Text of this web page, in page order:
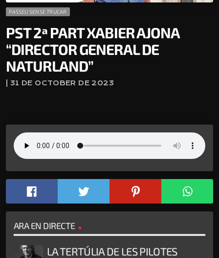
PASSEU SENSE TRUCAR
PST 2ª PART XABIER AJONA
“DIRECTOR GENERAL DE
NATURLAND”
| 31 DE OCTOBER DE 2023
ARA EN DIRECTE
LA TERTÚLIA DE LES PILOTES